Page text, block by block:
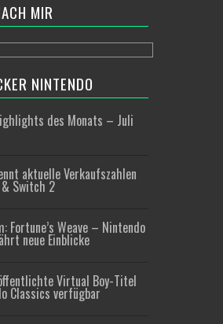
MIR
NINTENDO
des Monats – Juli
aktuelle Verkaufszahlen
Switch 2
Fortune’s Weave – Nintendo
neue Einblicke
Virtual Boy-Titel
Classics verfügbar